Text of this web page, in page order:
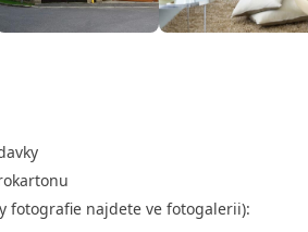
fotografie najdete ve fotogalerii):